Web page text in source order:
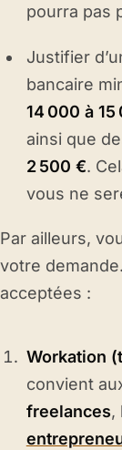
pourra pas
Justifier
bancaire
14 000 à 15
ainsi que
2 500 €.
vous ne
Par ailleurs,
votre
acceptées :
Workation
convient
freelances,